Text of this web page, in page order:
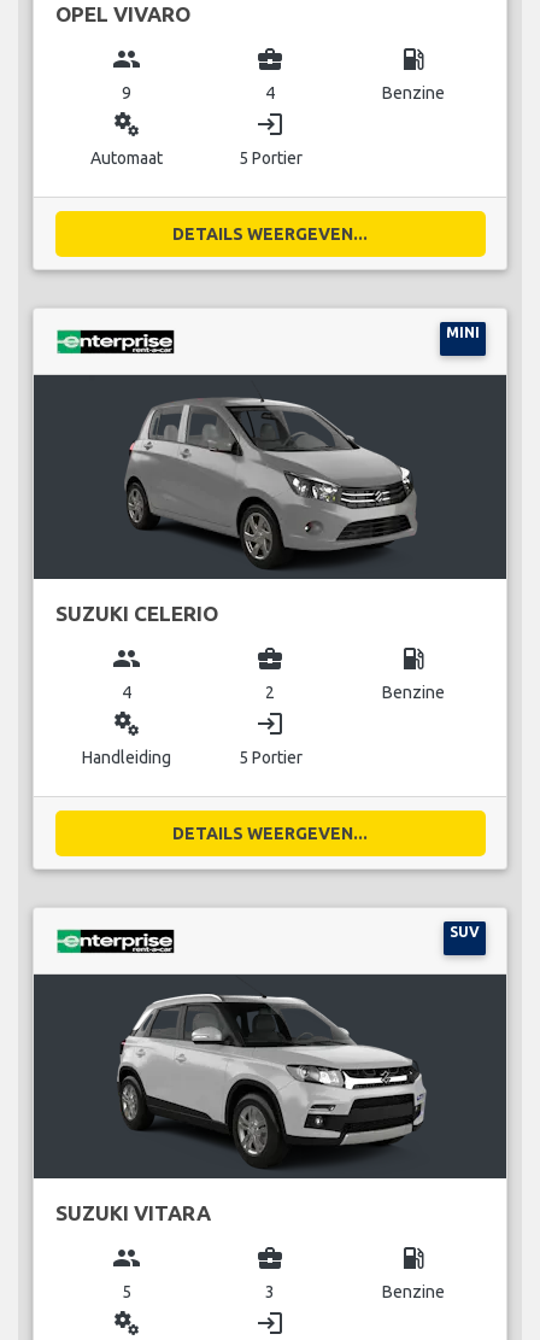
OPEL VIVARO
group
9
business_center
4
local_gas_station
Benzine
miscellaneous_services
Automaat
login
5 Portier
DETAILS WEERGEVEN...
MINI
SUZUKI CELERIO
group
4
business_center
2
local_gas_station
Benzine
miscellaneous_services
Handleiding
login
5 Portier
DETAILS WEERGEVEN...
SUV
SUZUKI VITARA
group
5
business_center
3
local_gas_station
Benzine
miscellaneous_services login